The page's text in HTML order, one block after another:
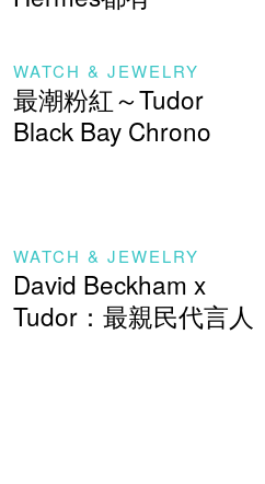
WATCH & JEWELRY
最潮粉紅～Tudor
Black Bay Chrono
WATCH & JEWELRY
David Beckham x
Tudor：最親民代言人